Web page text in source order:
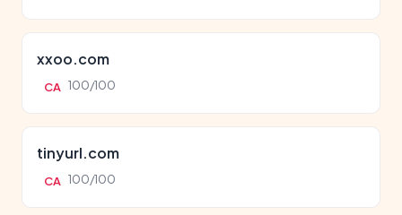
xxoo.com
CA 100/100
tinyurl.com
CA 100/100